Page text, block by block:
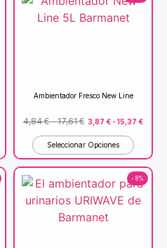
Ambientador Fresco New Line
4,84€ -17,61€ 3,87 € - 15,37 €
Seleccionar Opciones
- 8%